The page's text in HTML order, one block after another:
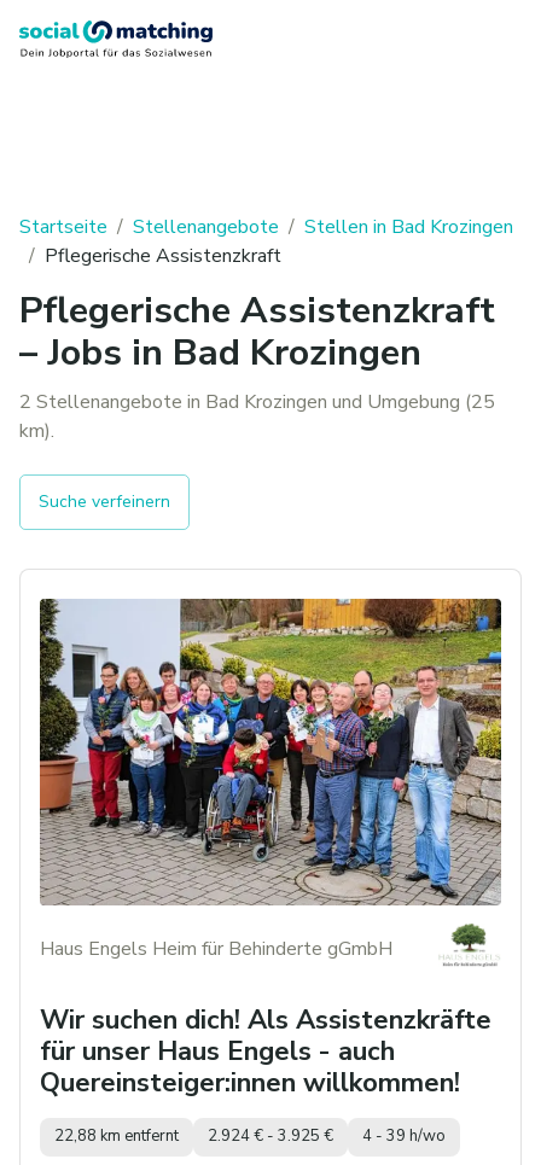
Startseite / Stellenangebote / Stellen in Bad Krozingen
/ Pflegerische Assistenzkraft
Pflegerische Assistenzkraft
– Jobs in Bad Krozingen
2 Stellenangebote in Bad Krozingen und Umgebung (25
km).
Suche verfeinern
Haus Engels Heim für Behinderte gGmbH
Wir suchen dich! Als Assistenzkräfte
für unser Haus Engels - auch
Quereinsteiger:innen willkommen!
22,88 km entfernt 2.924 € - 3.925 € 4 - 39 h/wo